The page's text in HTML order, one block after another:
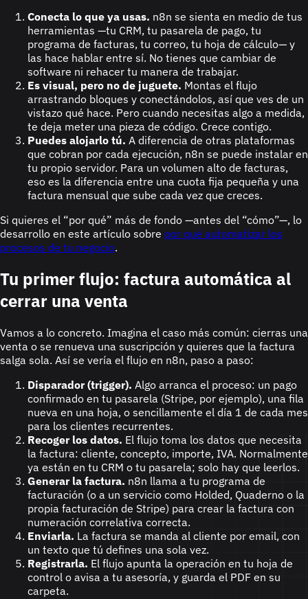
Conecta lo que ya usas. n8n se sienta en medio de tus
herramientas —tu CRM, tu pasarela de pago, tu
programa de facturas, tu correo, tu hoja de cálculo— y
las hace hablar entre sí. No tienes que cambiar de
software ni rehacer tu manera de trabajar.
Es visual, pero no de juguete. Montas el flujo
arrastrando bloques y conectándolos, así que ves de un
vistazo qué hace. Pero cuando necesitas algo a medida,
te deja meter una pieza de código. Crece contigo.
Puedes alojarlo tú. A diferencia de otras plataformas
que cobran por cada ejecución, n8n se puede instalar en
tu propio servidor. Para un volumen alto de facturas,
eso es la diferencia entre una cuota fija pequeña y una
factura mensual que sube cada vez que creces.
Si quieres el “por qué” más de fondo —antes del “cómo”—, lo
desarrollo en este artículo sobre por qué automatizar los
procesos de tu negocio.
Tu primer flujo: factura automática al
cerrar una venta
Vamos a lo concreto. Imagina el caso más común: cierras una
venta o se renueva una suscripción y quieres que la factura
salga sola. Así se vería el flujo en n8n, paso a paso:
Disparador (trigger). Algo arranca el proceso: un pago
confirmado en tu pasarela (Stripe, por ejemplo), una fila
nueva en una hoja, o sencillamente el día 1 de cada mes
para los clientes recurrentes.
Recoger los datos. El flujo toma los datos que necesita
la factura: cliente, concepto, importe, IVA. Normalmente
ya están en tu CRM o tu pasarela; solo hay que leerlos.
Generar la factura. n8n llama a tu programa de
facturación (o a un servicio como Holded, Quaderno o la
propia facturación de Stripe) para crear la factura con
numeración correlativa correcta.
Enviarla. La factura se manda al cliente por email, con
un texto que tú defines una sola vez.
Registrarla. El flujo apunta la operación en tu hoja de
control o avisa a tu asesoría, y guarda el PDF en su
carpeta.